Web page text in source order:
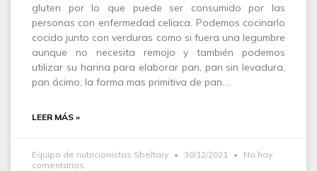
gluten por lo que puede ser consumido por las
personas con enfermedad celiaca. Podemos cocinarlo
cocido junto con verduras como si fuera una legumbre
aunque no necesita remojo y también podemos
utilizar su harina para elaborar pan, pan sin levadura,
pan ácimo, la forma mas primitiva de pan.…
LEER MÁS »
Equipo de nutricionistas Sbeltary 30/12/2021
No hay
comentarios